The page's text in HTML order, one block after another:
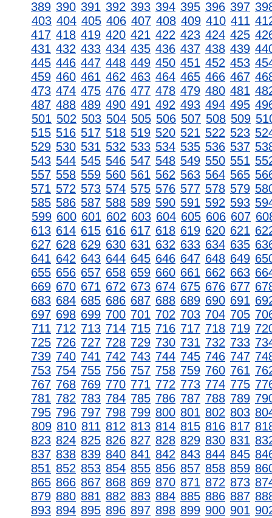
389 390 391 392 393 394 395 396 397
403 404 405 406 407 408 409 410 411
417 418 419 420 421 422 423 424 425
431 432 433 434 435 436 437 438 439
445 446 447 448 449 450 451 452 453
459 460 461 462 463 464 465 466 467
473 474 475 476 477 478 479 480 481
487 488 489 490 491 492 493 494 495
501 502 503 504 505 506 507 508 509
515 516 517 518 519 520 521 522 523
529 530 531 532 533 534 535 536 537
543 544 545 546 547 548 549 550 551
557 558 559 560 561 562 563 564 565
571 572 573 574 575 576 577 578 579
585 586 587 588 589 590 591 592 593
599 600 601 602 603 604 605 606 607
613 614 615 616 617 618 619 620 621
627 628 629 630 631 632 633 634 635
641 642 643 644 645 646 647 648 649
655 656 657 658 659 660 661 662 663
669 670 671 672 673 674 675 676 677
683 684 685 686 687 688 689 690 691
697 698 699 700 701 702 703 704 705
711 712 713 714 715 716 717 718 719
725 726 727 728 729 730 731 732 733
739 740 741 742 743 744 745 746 747
753 754 755 756 757 758 759 760 761
767 768 769 770 771 772 773 774 775
781 782 783 784 785 786 787 788 789
795 796 797 798 799 800 801 802 803
809 810 811 812 813 814 815 816 817
823 824 825 826 827 828 829 830 831
837 838 839 840 841 842 843 844 845
851 852 853 854 855 856 857 858 859
865 866 867 868 869 870 871 872 873
879 880 881 882 883 884 885 886 887
893 894 895 896 897 898 899 900 901